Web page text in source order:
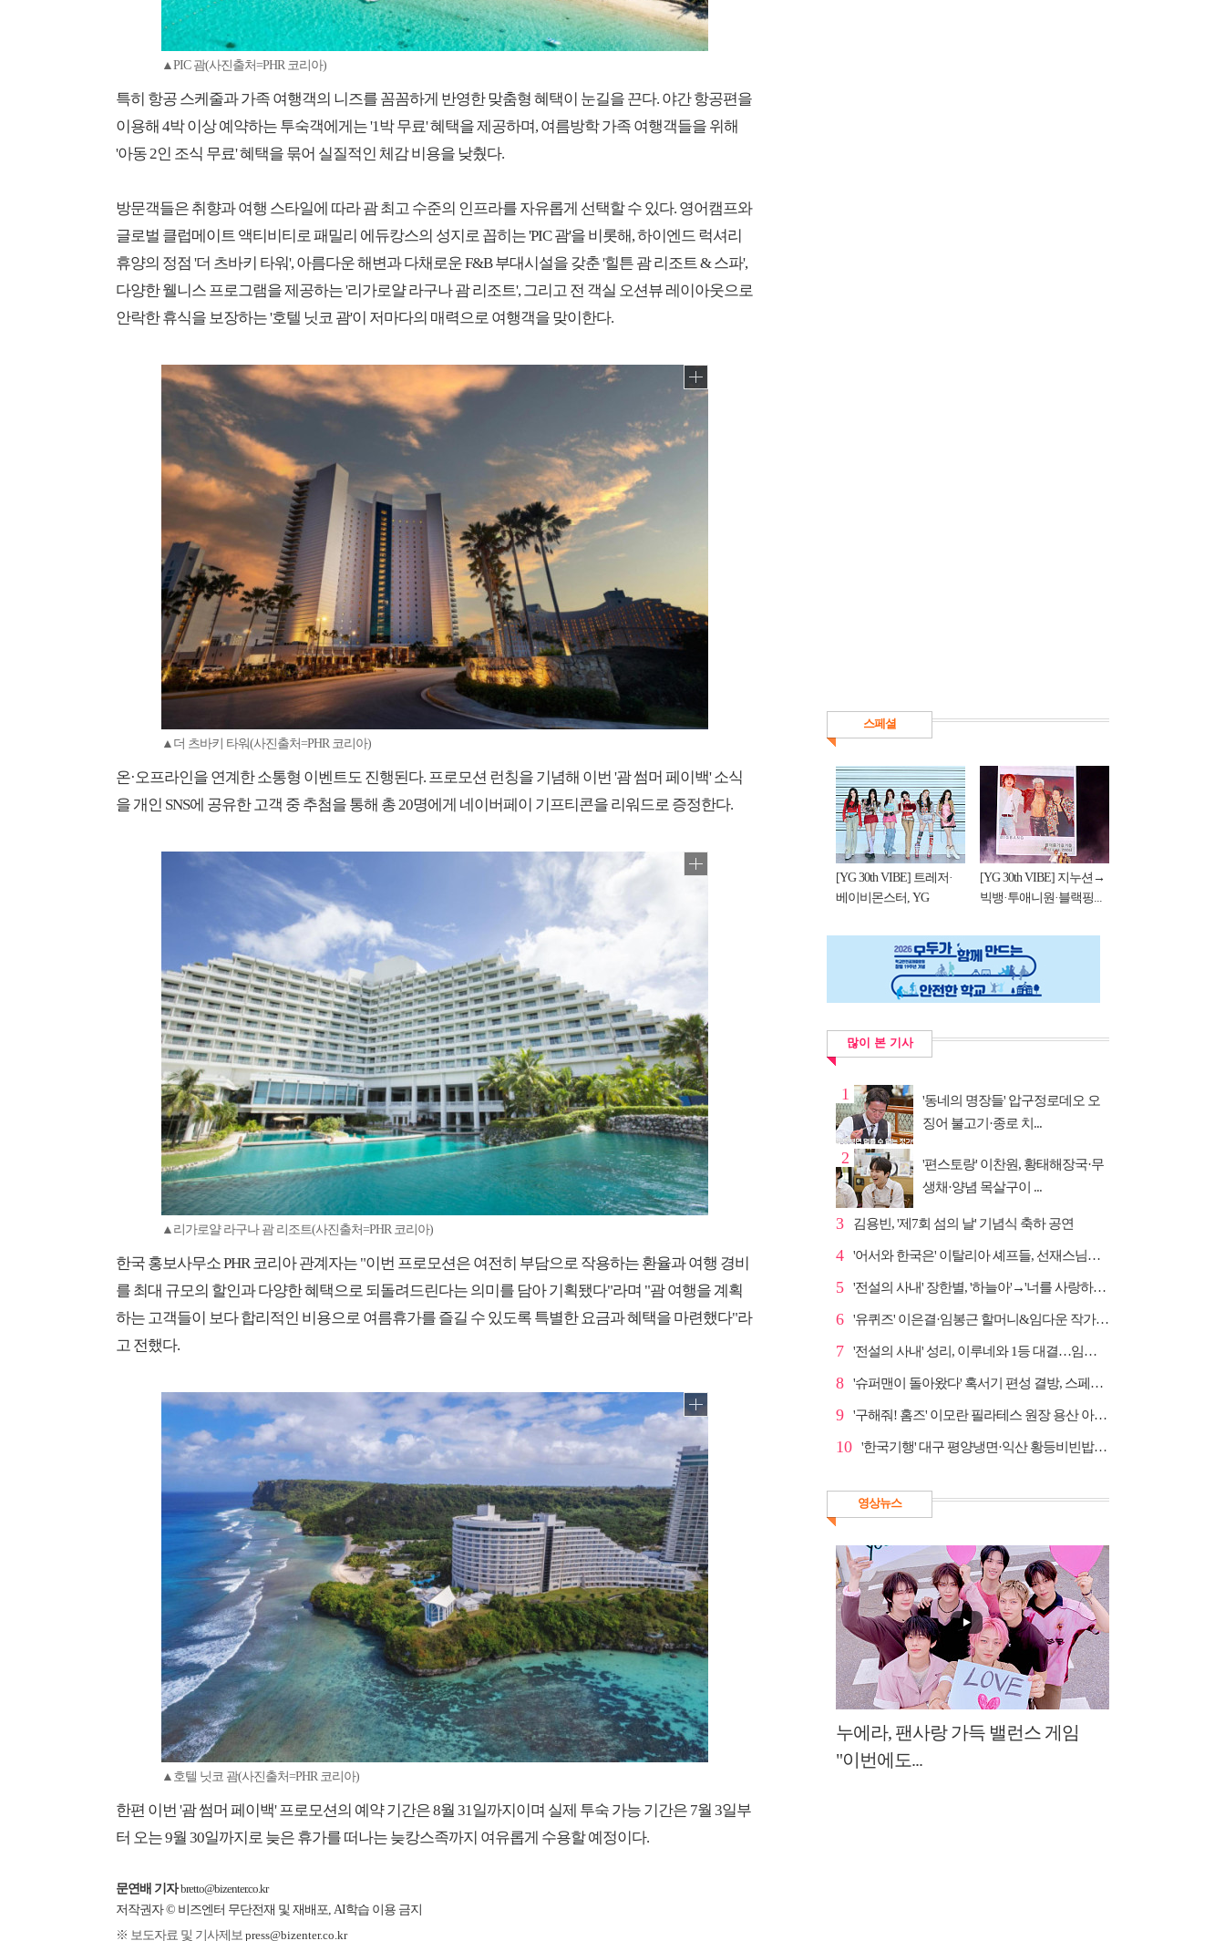
▲PIC 괌(사진출처=PHR 코리아)
특히 항공 스케줄과 가족 여행객의 니즈를 꼼꼼하게 반영한 맞춤형 혜택이 눈길을 끈다. 야간 항공편을
이용해 4박 이상 예약하는 투숙객에게는 '1박 무료' 혜택을 제공하며, 여름방학 가족 여행객들을 위해
'아동 2인 조식 무료' 혜택을 묶어 실질적인 체감 비용을 낮췄다.
방문객들은 취향과 여행 스타일에 따라 괌 최고 수준의 인프라를 자유롭게 선택할 수 있다. 영어캠프와
글로벌 클럽메이트 액티비티로 패밀리 에듀캉스의 성지로 꼽히는 'PIC 괌'을 비롯해, 하이엔드 럭셔리
휴양의 정점 '더 츠바키 타워', 아름다운 해변과 다채로운 F&B 부대시설을 갖춘 '힐튼 괌 리조트 & 스파',
다양한 웰니스 프로그램을 제공하는 '리가로얄 라구나 괌 리조트', 그리고 전 객실 오션뷰 레이아웃으로
안락한 휴식을 보장하는 '호텔 닛코 괌'이 저마다의 매력으로 여행객을 맞이한다.
▲더 츠바키 타워(사진출처=PHR 코리아)
온·오프라인을 연계한 소통형 이벤트도 진행된다. 프로모션 런칭을 기념해 이번 '괌 썸머 페이백' 소식
을 개인 SNS에 공유한 고객 중 추첨을 통해 총 20명에게 네이버페이 기프티콘을 리워드로 증정한다.
▲리가로얄 라구나 괌 리조트(사진출처=PHR 코리아)
한국 홍보사무소 PHR 코리아 관계자는 "이번 프로모션은 여전히 부담으로 작용하는 환율과 여행 경비
를 최대 규모의 할인과 다양한 혜택으로 되돌려드린다는 의미를 담아 기획됐다"라며 "괌 여행을 계획
하는 고객들이 보다 합리적인 비용으로 여름휴가를 즐길 수 있도록 특별한 요금과 혜택을 마련했다"라
고 전했다.
▲호텔 닛코 괌(사진출처=PHR 코리아)
한편 이번 '괌 썸머 페이백' 프로모션의 예약 기간은 8월 31일까지이며 실제 투숙 가능 기간은 7월 3일부
터 오는 9월 30일까지로 늦은 휴가를 떠나는 늦캉스족까지 여유롭게 수용할 예정이다.
문연배 기자 bretto@bizenter.co.kr
저작권자 © 비즈엔터 무단전재 및 재배포, AI학습 이용 금지
※ 보도자료 및 기사제보 press@bizenter.co.kr
스페셜
[YG 30th VIBE] 트레저·
베이비몬스터, YG
[YG 30th VIBE] 지누션→
빅뱅·투애니원·블랙핑...
많이 본 기사
1
'동네의 명장들' 압구정로데오 오
징어 불고기·종로 치...
2
'편스토랑' 이찬원, 황태해장국·무
생채·양념 목살구이 ...
3 김용빈, '제7회 섬의 날' 기념식 축하 공연
4 '어서와 한국은' 이탈리아 셰프들, 선재스님→라연 차도...
5 '전설의 사내' 장한별, '하늘아'→'너를 사랑하고도' 명...
6 '유퀴즈' 이은결·임봉근 할머니&임다운 작가·이승철, '...
7 '전설의 사내' 성리, 이루네와 1등 대결…임영웅 '보금...
8 '슈퍼맨이 돌아왔다' 혹서기 편성 결방, 스페셜 방송
9 '구해줘! 홈즈' 이모란 필라테스 원장 용산 아파트 방...
10 '한국기행' 대구 평양냉면·익산 황등비빈밥, 백년 식당...
영상뉴스
누에라, 팬사랑 가득 밸런스 게임
"이번에도...